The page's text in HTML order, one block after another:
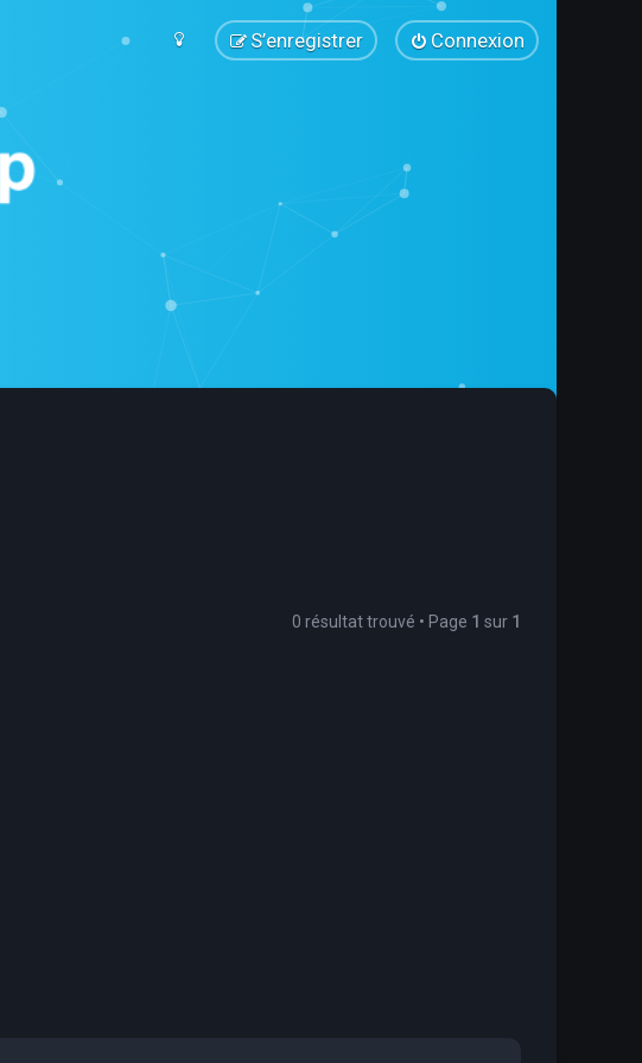
Connexion
S’enregistrer
0 résultat trouvé • Page 1 sur 1